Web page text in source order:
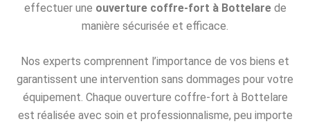
effectuer une ouverture coffre-fort à Bottelarede
manière sécurisée et efficace.
Nos experts comprennent l’importance de vos biens et
garantissent une intervention sans dommages pour votre
équipement. Chaque ouverture coffre-fort à Bottelare
est réalisée avec soin et professionnalisme, peu importe